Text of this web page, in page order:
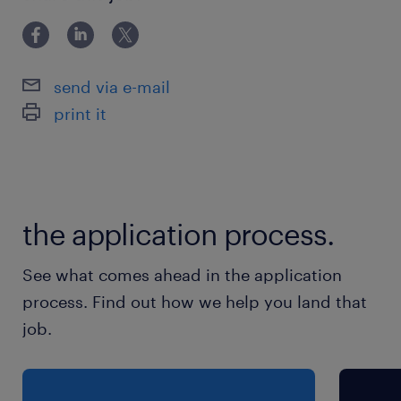
végzettséggel
beosztást
légy munkádra igényes
középfokú végzettség
gépkezelői tapasztalat
Amit kínálunk / Offer
send via e-mail
print it
the application process.
See what comes ahead in the application
process. Find out how we help you land that
job.